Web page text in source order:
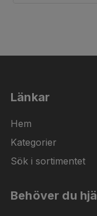
Länkar
Hem
Kategorier
Sök i sortimentet
Behöver du